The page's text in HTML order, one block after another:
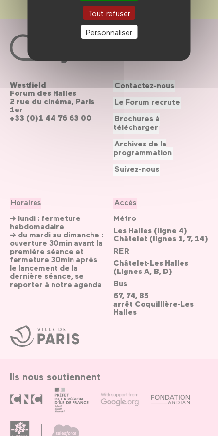
Tout refuser
Personnaliser
Ville
de
Paris
Westfield
Forum des Halles
2 rue du cinéma, Paris
1er
+33 (0)1 44 76 63 00
Horaires
→ lundi : fermeture
hebdomadaire
→ du mardi au dimanche :
ouverture 30min avant la
première séance et
fermeture 30min après
le lancement de la
dernière séance, se
reporter à notre agenda
Accès
Métro
Les Halles (ligne 4)
Châtelet (lignes 1, 7, 14)
RER
Châtelet-Les Halles
(Lignes A, B, D)
Bus
67, 74, 85
arrêt Coquillière-Les
Halles
Contactez-nous
Le Forum recrute
Brochures à
télécharger
Archives de la
programmation
Suivez-nous
Ils nous soutiennent